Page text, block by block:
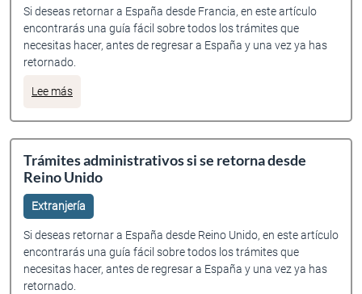
Si deseas retornar a España desde Francia, en este artículo
encontrarás una guía fácil sobre todos los trámites que
necesitas hacer, antes de regresar a España y una vez ya has
retornado.
Lee mássobre Trámites administrativos si se retorna desde
Trámites administrativos si se retorna desde
Reino Unido
Extranjería
Si deseas retornar a España desde Reino Unido, en este artículo
encontrarás una guía fácil sobre todos los trámites que
necesitas hacer, antes de regresar a España y una vez ya has
retornado.